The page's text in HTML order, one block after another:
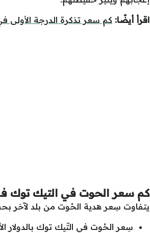
اقرأ أيضًا: كم سعر تذكرة الدرجة الأولى
كم سعر الحوت في التيك توك في
يتفاوت سِعر هدية الحُوت من بلد لآخر
سِعر الحُوت في التّيك توك بالدولار الأمريكي